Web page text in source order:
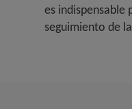
es indispensable
seguimiento de